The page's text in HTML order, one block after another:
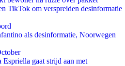
TikTok om verspreiden desinformatie
als desinformatie, Noorwegen
gaat strijd aan met